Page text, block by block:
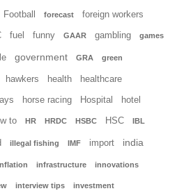
Football forecast foreign workers
fuel funny GAAR gambling games
government GRA green
hawkers health healthcare
horse racing Hospital hotel
to HR HRDC HSBC HSC IBL
illegal fishing IMF import india
infrastructure innovations
interview tips investment